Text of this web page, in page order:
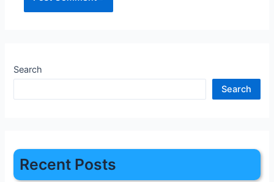
Search
Search
Recent Posts